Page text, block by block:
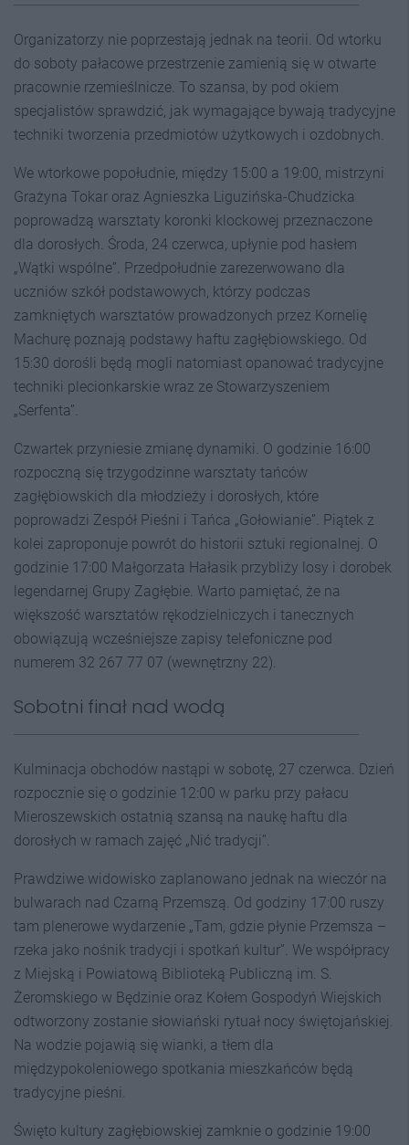
Organizatorzy nie poprzestają jednak na teorii. Od wtorku
do soboty pałacowe przestrzenie zamienią się w otwarte
pracownie rzemieślnicze. To szansa, by pod okiem
specjalistów sprawdzić, jak wymagające bywają tradycyjne
techniki tworzenia przedmiotów użytkowych i ozdobnych.
We wtorkowe popołudnie, między 15:00 a 19:00, mistrzyni
Grażyna Tokar oraz Agnieszka Liguzińska-Chudzicka
poprowadzą warsztaty koronki klockowej przeznaczone
dla dorosłych. Środa, 24 czerwca, upłynie pod hasłem
„Wątki wspólne”. Przedpołudnie zarezerwowano dla
uczniów szkół podstawowych, którzy podczas
zamkniętych warsztatów prowadzonych przez Kornelię
Machurę poznają podstawy haftu zagłębiowskiego. Od
15:30 dorośli będą mogli natomiast opanować tradycyjne
techniki plecionkarskie wraz ze Stowarzyszeniem
„Serfenta”.
Czwartek przyniesie zmianę dynamiki. O godzinie 16:00
rozpoczną się trzygodzinne warsztaty tańców
zagłębiowskich dla młodzieży i dorosłych, które
poprowadzi Zespół Pieśni i Tańca „Gołowianie”. Piątek z
kolei zaproponuje powrót do historii sztuki regionalnej. O
godzinie 17:00 Małgorzata Hałasik przybliży losy i dorobek
legendarnej Grupy Zagłębie. Warto pamiętać, że na
większość warsztatów rękodzielniczych i tanecznych
obowiązują wcześniejsze zapisy telefoniczne pod
numerem 32 267 77 07 (wewnętrzny 22).
Sobotni finał nad wodą
Kulminacja obchodów nastąpi w sobotę, 27 czerwca. Dzień
rozpocznie się o godzinie 12:00 w parku przy pałacu
Mieroszewskich ostatnią szansą na naukę haftu dla
dorosłych w ramach zajęć „Nić tradycji”.
Prawdziwe widowisko zaplanowano jednak na wieczór na
bulwarach nad Czarną Przemszą. Od godziny 17:00 ruszy
tam plenerowe wydarzenie „Tam, gdzie płynie Przemsza –
rzeka jako nośnik tradycji i spotkań kultur”. We współpracy
z Miejską i Powiatową Biblioteką Publiczną im. S.
Żeromskiego w Będzinie oraz Kołem Gospodyń Wiejskich
odtworzony zostanie słowiański rytuał nocy świętojańskiej.
Na wodzie pojawią się wianki, a tłem dla
międzypokoleniowego spotkania mieszkańców będą
tradycyjne pieśni.
Święto kultury zagłębiowskiej zamknie o godzinie 19:00